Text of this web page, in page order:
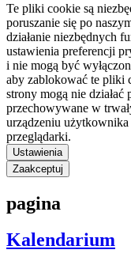
Te pliki cookie są
poruszanie się po
działanie niezbędnych
ustawienia preferencji
i nie mogą być
aby zablokować te pliki
strony mogą nie
przechowywane w
urządzeniu
przeglądarki.
Ustawienia
Zaakceptuj
pagina
Kalendarium